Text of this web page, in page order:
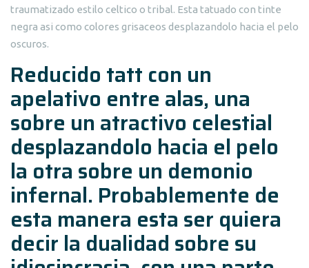
traumatizado estilo celtico o tribal. Esta tatuado con tinte
negra asi­ como colores grisaceos desplazandolo hacia el pelo
oscuros.
Reducido tatt con un
apelativo entre alas, una
sobre un atractivo celestial
desplazandolo hacia el pelo
la otra sobre un demonio
infernal. Probablemente de
esta manera esta ser quiera
decir la dualidad sobre su